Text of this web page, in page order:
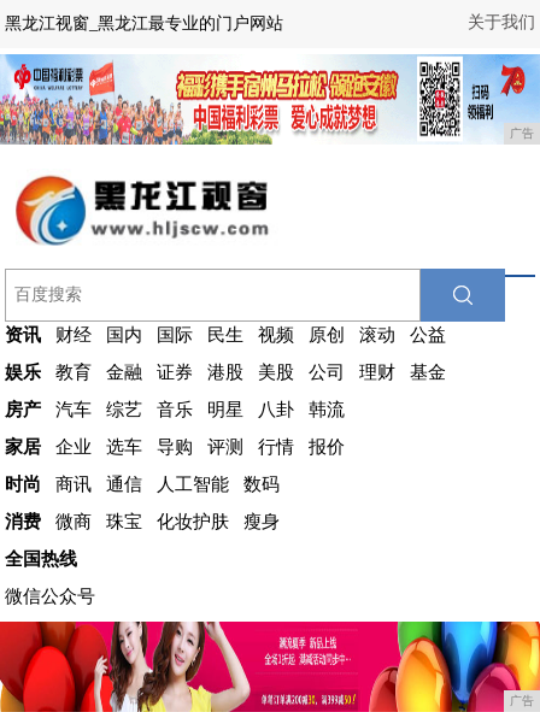
关于我们
黑龙江视窗_黑龙江最专业的门户网站
广告
资讯 财经 国内 国际 民生 视频 原创 滚动
公益
娱乐
教育 金融 证券 港股 美股 公司 理财
基金
房产
汽车 综艺 音乐 明星 八卦
韩流
家居
企业 选车 导购 评测 行情
报价
时尚
商讯 通信 人工智能
数码
消费
微商 珠宝 化妆护肤
瘦身
全国热线
微信公众号
广告